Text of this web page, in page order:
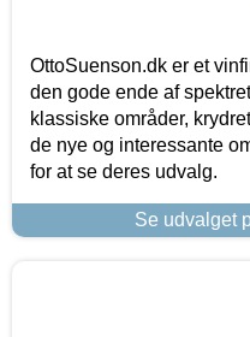
OttoSuenson.dk er et
den gode ende af
klassiske områder,
de nye og interessante
for at se deres udvalg.
Se udvalget